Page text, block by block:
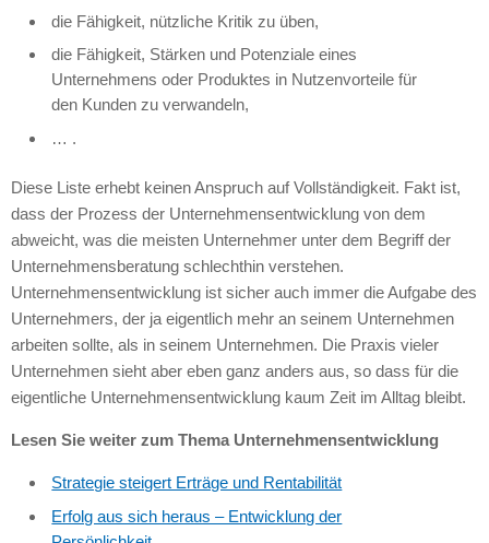
die Fähigkeit, nützliche Kritik zu üben,
die Fähigkeit, Stärken und Potenziale eines
Unternehmens oder Produktes in Nutzenvorteile für
den Kunden zu verwandeln,
… .
Diese Liste erhebt keinen Anspruch auf Vollständigkeit. Fakt ist,
dass der Prozess der Unternehmensentwicklung von dem
abweicht, was die meisten Unternehmer unter dem Begriff der
Unternehmensberatung schlechthin verstehen.
Unternehmensentwicklung ist sicher auch immer die Aufgabe des
Unternehmers, der ja eigentlich mehr an seinem Unternehmen
arbeiten sollte, als in seinem Unternehmen. Die Praxis vieler
Unternehmen sieht aber eben ganz anders aus, so dass für die
eigentliche Unternehmensentwicklung kaum Zeit im Alltag bleibt.
Lesen Sie weiter zum Thema Unternehmensentwicklung
Strategie steigert Erträge und Rentabilität
Erfolg aus sich heraus – Entwicklung der